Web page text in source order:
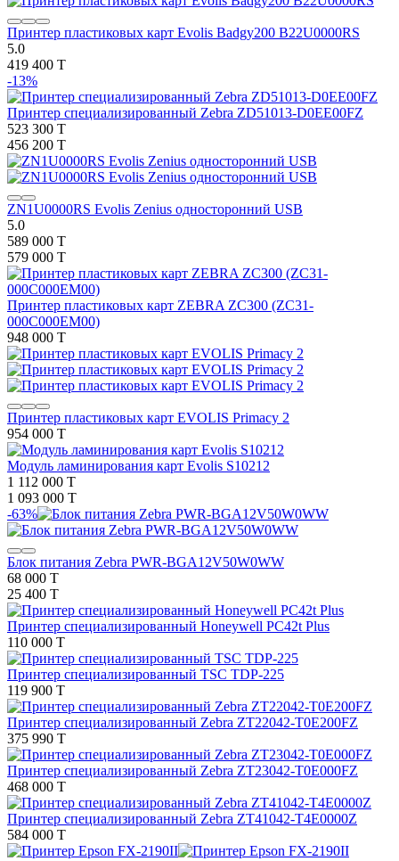
Принтер пластиковых карт Evolis Badgy200 B22U0000RS
5.0
419 400 T
-13%
Принтер специализированный Zebra ZD51013-D0EE00FZ
523 300 T
456 200 T
ZN1U0000RS Evolis Zenius односторонний USB
5.0
589 000 T
579 000 T
Принтер пластиковых карт ZEBRA ZC300 (ZC31-
000C000EM00)
948 000 T
Принтер пластиковых карт EVOLIS Primacy 2
954 000 T
Модуль ламинирования карт Evolis S10212
1 112 000 T
1 093 000 T
-63%
Блок питания Zebra PWR-BGA12V50W0WW
68 000 T
25 400 T
Принтер специализированный Honeywell PC42t Plus
110 000 T
Принтер специализированный TSC TDP-225
119 900 T
Принтер специализированный Zebra ZT22042-T0E200FZ
375 990 T
Принтер специализированный Zebra ZT23042-T0E000FZ
468 000 T
Принтер специализированный Zebra ZT41042-T4E0000Z
584 000 T